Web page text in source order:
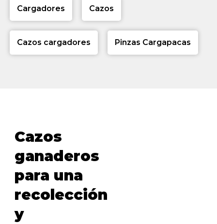
Cargadores Cazos
Cazos cargadores Pinzas Cargapacas
Cazos
ganaderos
para una
recolección
y